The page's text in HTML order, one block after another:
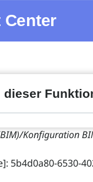
Center
dieser
Konfiguration
5b4d0a80-6530-